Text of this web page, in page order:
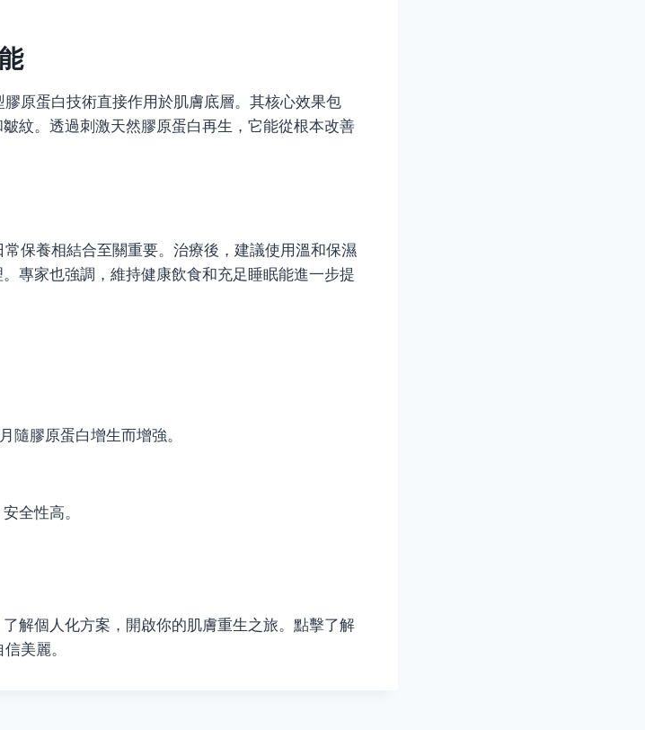
原蛋白技術直接作用於肌膚底層。其核心效果包
紋。透過刺激天然膠原蛋白再生，它能從根本改善
保養相結合至關重要。治療後，建議使用溫和保濕
專家也強調，維持健康飲食和充足睡眠能進一步提
隨膠原蛋白增生而增強。
全性高。
解個人化方案，開啟你的肌膚重生之旅。點擊了解
信美麗。